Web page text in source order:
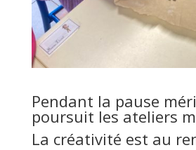
Pendant la pause
poursuit les ateliers
La créativité est au